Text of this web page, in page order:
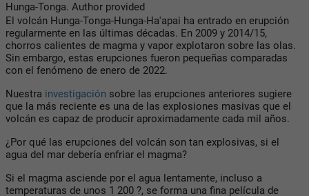
Hunga-Tonga. Author provided
El volcán Hunga-Tonga-Hunga-Ha'apai ha entrado en erupción
regularmente en las últimas décadas. En 2009 y 2014/15,
chorros calientes de magma y vapor explotaron sobre las olas.
Sin embargo, estas erupciones fueron pequeñas comparadas
con el fenómeno de enero de 2022.
Nuestra investigación sobre las erupciones anteriores sugiere
que la más reciente es una de las explosiones masivas que el
volcán es capaz de producir aproximadamente cada mil años.
¿Por qué las erupciones del volcán son tan explosivas, si el
agua del mar debería enfriar el magma?
Si el magma asciende por el agua lentamente, incluso a
temperaturas de unos 1 200 ?, se forma una fina película de